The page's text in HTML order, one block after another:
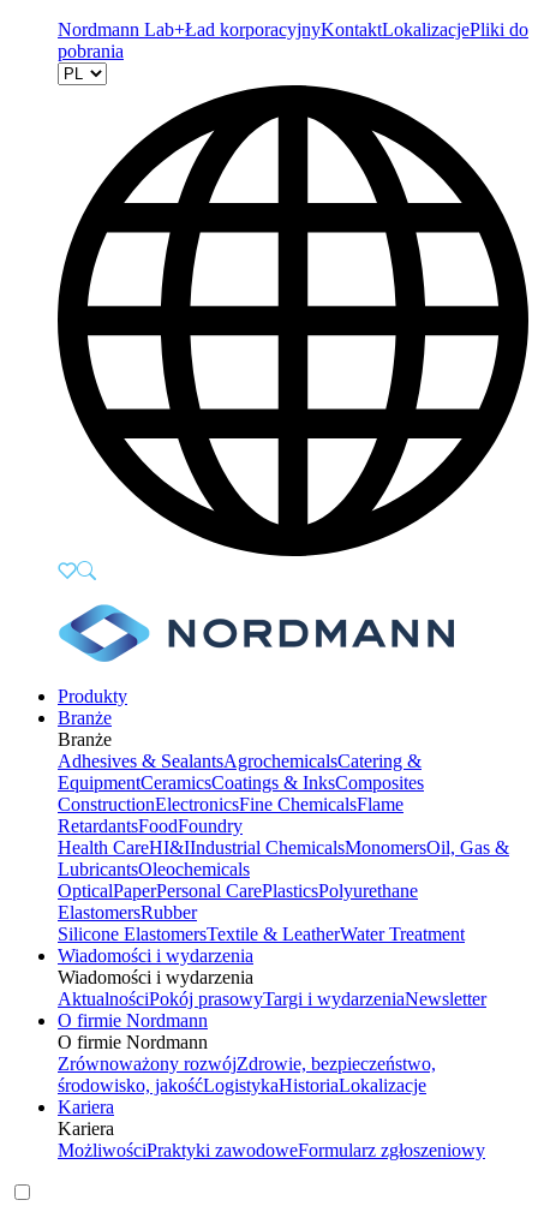
Nordmann Lab+Ład korporacyjnyKontaktLokalizacjePliki do
pobrania
Produkty
Branże
Branże
Adhesives & SealantsAgrochemicalsCatering &
EquipmentCeramicsCoatings & InksComposites
ConstructionElectronicsFine ChemicalsFlame
RetardantsFoodFoundry
Health CareHI&IIndustrial ChemicalsMonomersOil, Gas &
LubricantsOleochemicals
OpticalPaperPersonal CarePlasticsPolyurethane
ElastomersRubber
Silicone ElastomersTextile & LeatherWater Treatment
Wiadomości i wydarzenia
Wiadomości i wydarzenia
AktualnościPokój prasowyTargi i wydarzeniaNewsletter
O firmie Nordmann
O firmie Nordmann
Zrównoważony rozwójZdrowie, bezpieczeństwo,
środowisko, jakośćLogistykaHistoriaLokalizacje
Kariera
Kariera
MożliwościPraktyki zawodoweFormularz zgłoszeniowy